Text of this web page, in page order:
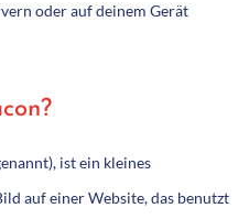
oder auf deinem Gerät
ist ein kleines
auf einer Website, das benutzt